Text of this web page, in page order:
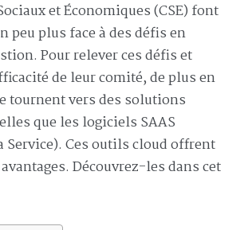
et Économiques (CSE) font
peu plus face à des défis en
Pour relever ces défis et
de leur comité, de plus en
tournent vers des solutions
que les logiciels SAAS
Service). Ces outils cloud offrent
Découvrez-les dans cet